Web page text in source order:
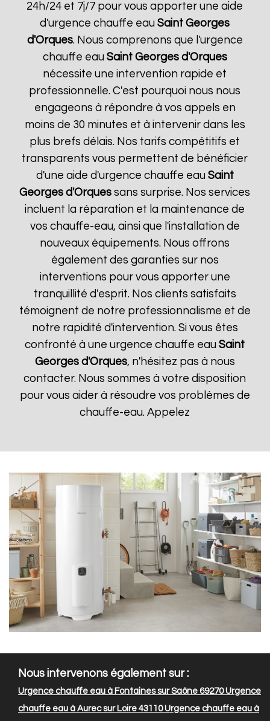
24h/24 et 7j/7 pour vous apporter une aide
d'urgence chauffe eauSaint Georges
d'Orques. Nous comprenons que l'urgence
chauffe eau Saint Georges d'Orques
nécessite une intervention rapide et
professionnelle. C'est pourquoi nous nous
engageons à répondre à vos appels en
moins de 30 minutes et à intervenir dans les
plus brefs délais. Nos tarifs compétitifs et
transparents vous permettent de bénéficier
d'une aide d'urgence chauffe eau Saint
Georges d'Orques sans surprise. Nos services
incluent la réparation et la maintenance de
vos chauffe-eau, ainsi que l'installation de
nouveaux équipements. Nous offrons
également des garanties sur nos
interventions pour vous apporter une
tranquillité d'esprit. Nos clients satisfaits
témoignent de notre professionnalisme et de
notre rapidité d'intervention. Si vous êtes
confronté à une urgence chauffe eauSaint
Georges d'Orques, n'hésitez pas à nous
contacter. Nous sommes à votre disposition
pour vous aider à résoudre vos problèmes de
chauffe-eau. Appelez
Nous intervenons également sur :
Urgence chauffe eau à Fontaines sur Saône 69270Urgence
chauffe eau à Aurec sur Loire 43110Urgence chauffe eau à